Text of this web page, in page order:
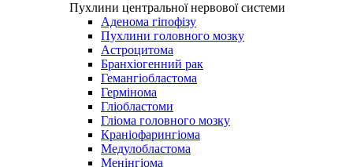
Пухлини центральної нервової системи
Аденома гіпофізу
Пухлини головного мозку
Астроцитома
Бранхіогенний рак
Гемангіобластома
Гермінома
Гліобластоми
Гліома головного мозку
Краніофарингіома
Медулобластома
Менінгіома